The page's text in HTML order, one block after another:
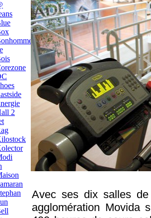
Avec ses dix salles
agglomération Movida
2